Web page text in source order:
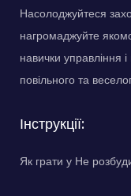
Насолоджуйтеся
нагромаджуйте
навички управління
повільного та
Інструкції:
Як грати у Не